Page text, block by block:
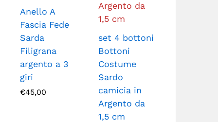
Anello A
Fascia Fede
Sarda
Filigrana
argento a 3
giri
€45,00
set 4 bottoni
Bottoni
Costume
Sardo
camicia in
Argento da
1,5 cm